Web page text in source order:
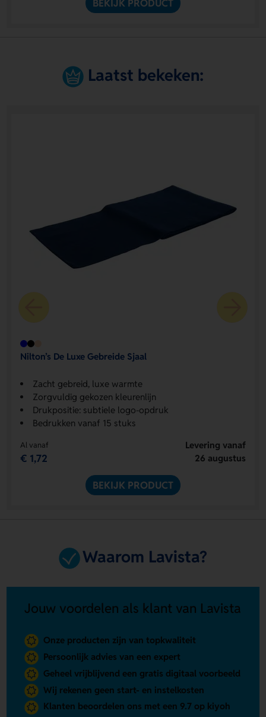
BEKIJK PRODUCT
Laatst bekeken:
Nilton’s De Luxe Gebreide Sjaal
Zacht gebreid, luxe warmte
Zorgvuldig gekozen kleurenlijn
Drukpositie: subtiele logo-opdruk
Bedrukken vanaf 15 stuks
Al vanaf
€ 1,72
Levering vanaf
26 augustus
BEKIJK PRODUCT
Waarom Lavista?
Jouw voordelen als klant van Lavista
Onze producten zijn van topkwaliteit
Persoonlijk advies van een expert
Geheel vrijblijvend een gratis digitaal voorbeeld
Wij rekenen geen start- en instelkosten
Klanten beoordelen ons met een 9.7 op kiyoh